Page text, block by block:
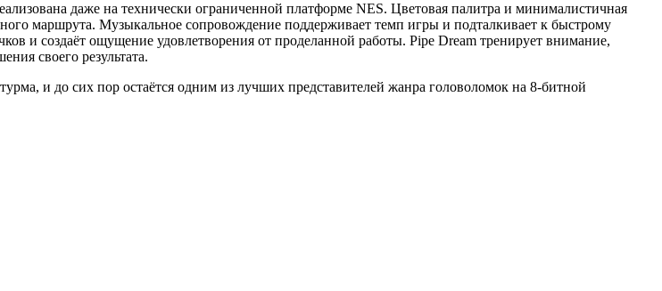
даже на технически ограниченной платформе NES. Цветовая палитра и минималистичная
маршрута. Музыкальное сопровождение поддерживает темп игры и подталкивает к быстрому
и создаёт ощущение удовлетворения от проделанной работы. Pipe Dream тренирует внимание,
своего результата.
и до сих пор остаётся одним из лучших представителей жанра головоломок на 8-битной